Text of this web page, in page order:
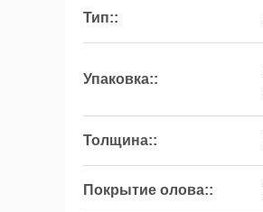
Тип::
Упаковка::
Толщина::
Покрытие олова::